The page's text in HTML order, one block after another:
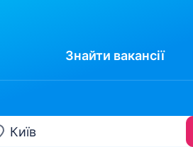
Знайти вакансії